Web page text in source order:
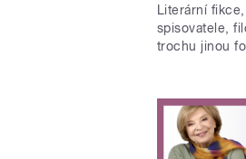
Literární
spisovatele,
trochu jinou